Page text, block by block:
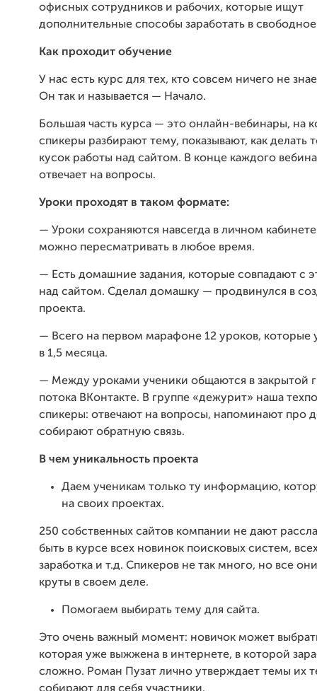
офисных сотрудников и рабочих, которые ищут
дополнительные способы заработать в
Как проходит обучение
У нас есть курс для тех, кто совсем ничего не
Он так и называется — Начало.
Большая часть курса — это онлайн-вебинары, на
спикеры разбирают тему, показывают, как делать
кусок работы над сайтом. В конце каждого
отвечает на вопросы.
Уроки проходят в таком формате:
— Уроки сохраняются навсегда в личном
можно пересматривать в любое время.
— Есть домашние задания, которые совпадают с
над сайтом. Сделал домашку — продвинулся в
проекта.
— Всего на первом марафоне 12 уроков, которые
в 1,5 месяца.
— Между уроками ученики общаются в закрытой
потока ВКонтакте. В группе «дежурит» наша
спикеры: отвечают на вопросы, напоминают про
собирают обратную связь.
В чем уникальность проекта
Даем ученикам только ту информацию,
на своих проектах.
250 собственных сайтов компании не дают
быть в курсе всех новинок поисковых систем,
заработка и т.д. Спикеров не так много, но все
круты в своем деле.
Помогаем выбирать тему для сайта.
Это очень важный момент: новичок может
которая уже выжжена в интернете, в которой
сложно. Роман Пузат лично утверждает темы их